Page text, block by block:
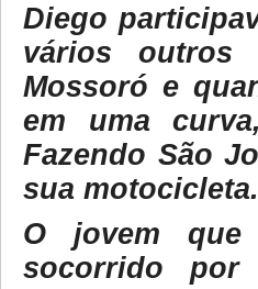
Diego
vários outros
Mossoró e
em uma
Fazendo São
sua motocicleta.
O jovem que
socorrido por